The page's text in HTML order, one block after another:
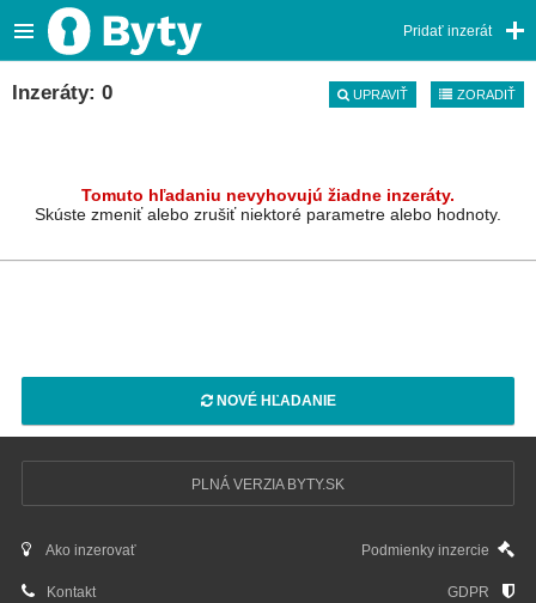
Pridať inzerát
Inzeráty: 0 UPRAVIŤ ZORADIŤ
Tomuto hľadaniu nevyhovujú žiadne inzeráty.
Skúste zmeniť alebo zrušiť niektoré parametre alebo hodnoty.
NOVÉ HĽADANIE
PLNÁ VERZIA BYTY.SK
Ako inzerovať Podmienky inzercie
Kontakt GDPR